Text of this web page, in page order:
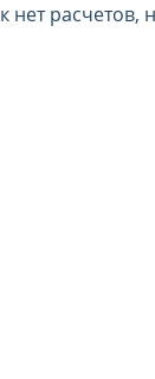
нет расчетов,